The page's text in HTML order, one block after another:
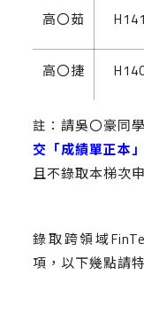
高〇茹
高〇捷
註：請吳〇豪同
交「成績單正本」
且不錄取本梯次
錄取跨領域
項，以下幾點請